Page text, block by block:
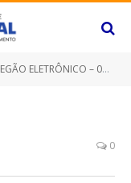
(CONTRATAÇÃO DE EMPRESA PARA PRESTAÇÃO DE SERVIÇOS PARCELADO DE RESERVAS, EMISSÃO, CANCELAMENTO, MARCAÇÃO, REMARCAÇÃO, ENDOSSO E FORNECIMENTO DE PASSAGENS AÉREAS E RODOVIÁRIAS EM TRECHOS NACIONAIS)
0